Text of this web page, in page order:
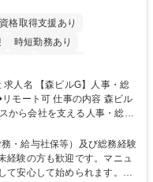
資格取得支援あり
時短勤務あり
駅近5分以内 土日祝休み
の内容 森ビル
から会社を支える人事・総務
スよく担当し、ゆくゆくは制
ある環境です。 ■勤怠管
の労務管理全般 ■入退社手続
ア業務 ■社内イベントの企画
・給与社保等）及び総務経験
経験の方も歓迎です。マニュ
安心して始められます。